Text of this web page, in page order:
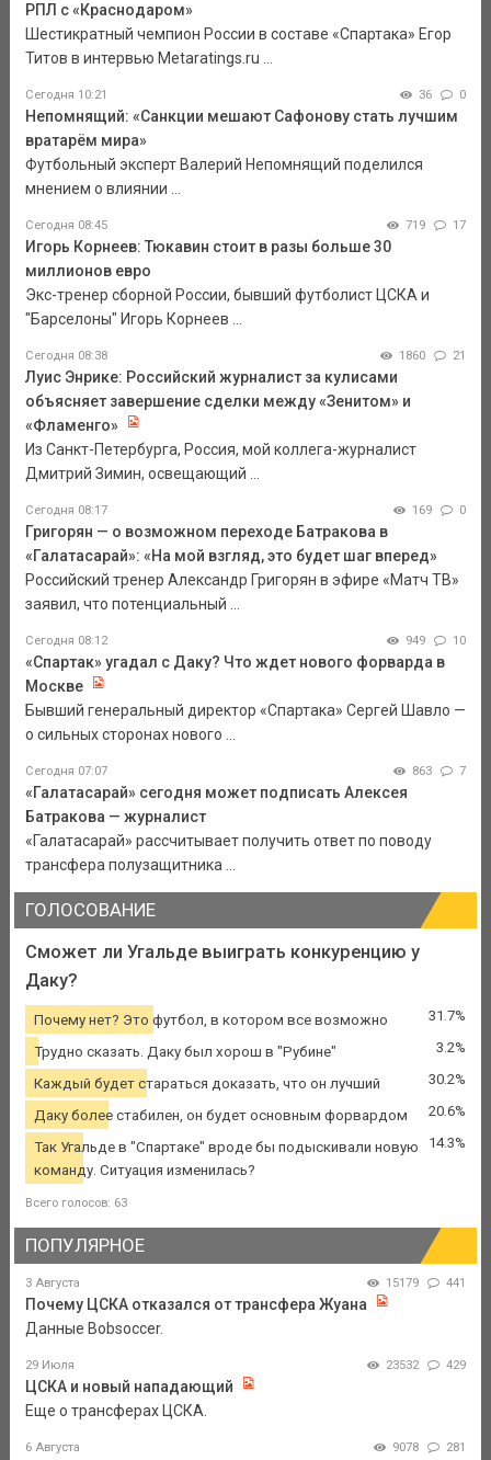
РПЛ с «Краснодаром»
Шестикратный чемпион России в составе «Спартака» Егор
Титов в интервью Metaratings.ru ...
Сегодня 10:21 36 0
Непомнящий: «Санкции мешают Сафонову стать лучшим
вратарём мира»
Футбольный эксперт Валерий Непомнящий поделился
мнением о влиянии ...
Сегодня 08:45 719 17
Игорь Корнеев: Тюкавин стоит в разы больше 30
миллионов евро
Экс-тренер сборной России, бывший футболист ЦСКА и
"Барселоны" Игорь Корнеев ...
Сегодня 08:38 1860 21
Луис Энрике: Российский журналист за кулисами
объясняет завершение сделки между «Зенитом» и
«Фламенго»
Из Санкт-Петербурга, Россия, мой коллега-журналист
Дмитрий Зимин, освещающий ...
Сегодня 08:17 169 0
Григорян — о возможном переходе Батракова в
«Галатасарай»: «На мой взгляд, это будет шаг вперед»
Российский тренер Александр Григорян в эфире «Матч ТВ»
заявил, что потенциальный ...
Сегодня 08:12 949 10
«Спартак» угадал с Даку? Что ждет нового форварда в
Москве
Бывший генеральный директор «Спартака» Сергей Шавло —
о сильных сторонах нового ...
Сегодня 07:07 863 7
«Галатасарай» сегодня может подписать Алексея
Батракова — журналист
«Галатасарай» рассчитывает получить ответ по поводу
трансфера полузащитника ...
ГОЛОСОВАНИЕ
Сможет ли Угальде выиграть конкуренцию у
Даку?
Почему нет? Это футбол, в котором все возможно 31.7%
Трудно сказать. Даку был хорош в "Рубине" 3.2%
Каждый будет стараться доказать, что он лучший 30.2%
Даку более стабилен, он будет основным форвардом 20.6%
Так Угальде в "Спартаке" вроде бы подыскивали новую
команду. Ситуация изменилась?
14.3%
Всего голосов: 63
ПОПУЛЯРНОЕ
3 Августа 15179 441
Почему ЦСКА отказался от трансфера Жуана
Данные Bobsoccer.
29 Июля 23532 429
ЦСКА и новый нападающий
Еще о трансферах ЦСКА.
6 Августа 9078 281